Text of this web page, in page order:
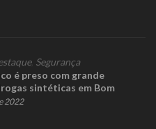
, Segurança
é preso com grande
sintéticas em Bom
2022